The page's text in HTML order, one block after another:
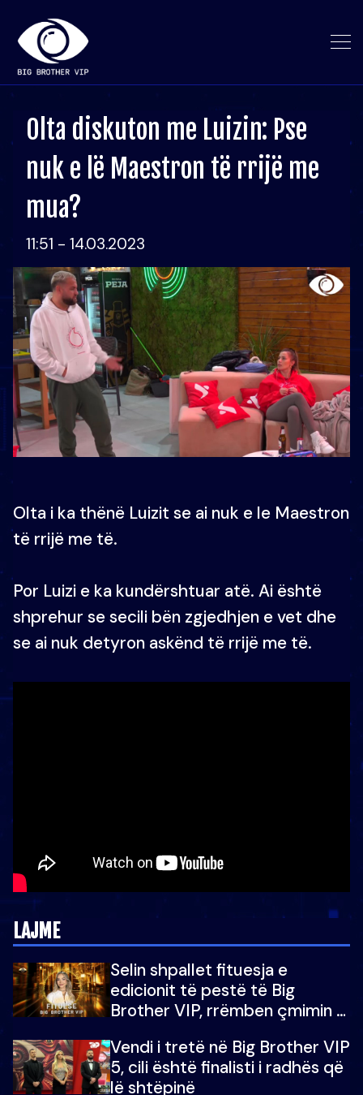
Olta diskuton me Luizin: Pse
nuk e lë Maestron të rrijë me
mua?
11:51 - 14.03.2023
Olta i ka thënë Luizit se ai nuk e le Maestron
të rrijë me të.
Por Luizi e ka kundërshtuar atë. Ai është
shprehur se secili bën zgjedhjen e vet dhe
se ai nuk detyron askënd të rrijë me të.
LAJME
Selin shpallet fituesja e
edicionit të pestë të Big
Brother VIP, rrëmben çmimin e
Vendi i tretë në Big Brother VIP
5, cili është finalisti i radhës që
lë shtëpinë